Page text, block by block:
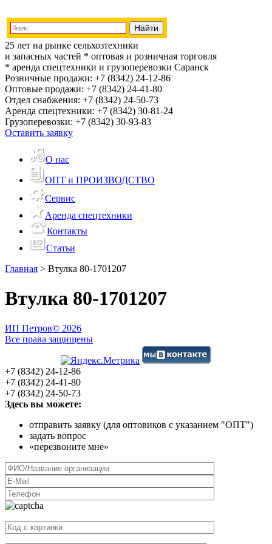
25 лет на рынке сельхозтехники
и запасных частей * оптовая и розничная торговля
* аренда спецтехники и грузоперевозки Саранск
Розничные продажи: +7 (8342) 24-12-86
Оптовые продажи: +7 (8342) 24-41-80
Отдел снабжения: +7 (8342) 24-50-73
Аренда спецтехники: +7 (8342) 30-81-24
Грузоперевозки: +7 (8342) 30-93-83
Оставить заявку
О нас
ОПТ и ПРОИЗВОДСТВО
Сервис
Аренда спецтехники
Контакты
Статьи
Главная > Втулка 80-1701207
Втулка 80-1701207
ИП Петров© 2026
Все права защищены
+7 (8342) 24-12-86
+7 (8342) 24-41-80
+7 (8342) 24-50-73
Здесь вы можете:
отправить заявку (для оптовиков с указанием "ОПТ")
задать вопрос
«перезвоните мне»